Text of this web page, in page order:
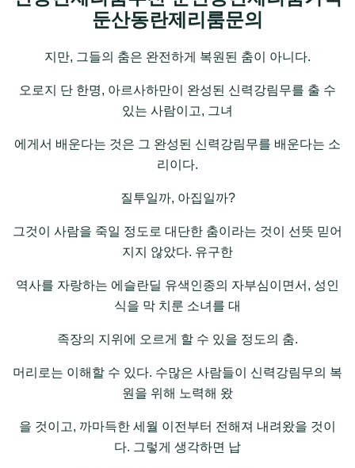
둔산동란제리룸문의
지만, 그들의 춤은 완전하게 복원된 춤이 아니다.
오로지 단 한명, 아르사하만이 완성된 신력강림무를 출 수
있는 사람이고, 그녀
에게서 배운다는 것은 그 완성된 신력강림무를 배운다는 소
리이다.
질투일까, 아집일까?
그것이 사람을 죽일 정도로 대단한 춤이라는 것이 선뜻 믿어
지지 않았다. 유구한
역사를 자랑하는 에슬란딜 유색인종의 자부심이면서, 성인
식을 막 치룬 소녀를 대
족장의 지위에 오르게 할 수 있을 정도의 춤.
머리로는 이해할 수 있다. 수많은 사람들이 신력강림무의 복
원을 위해 노력해 왔
을 것이고, 까마득한 세월 이전부터 전해져 내려왔을 것이
다. 그렇게 생각하면 납